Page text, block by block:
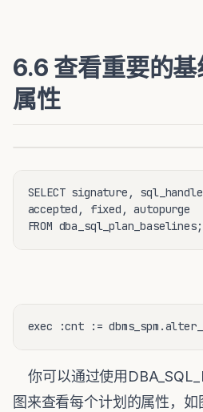
6.6 查看重要的基
属性
SELECT signature,
accepted, fixed, autopurge
FROM dba_sql_plan_baselines;
exec :cnt :=
你可以通过使用
图来查看每个计划的属性，